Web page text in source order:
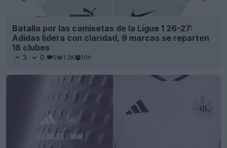
Batalla por las camisetas de la Ligue 1 26-27:
Adidas lidera con claridad, 9 marcas se reparten
18 clubes
3 0 0 1.3K 10h